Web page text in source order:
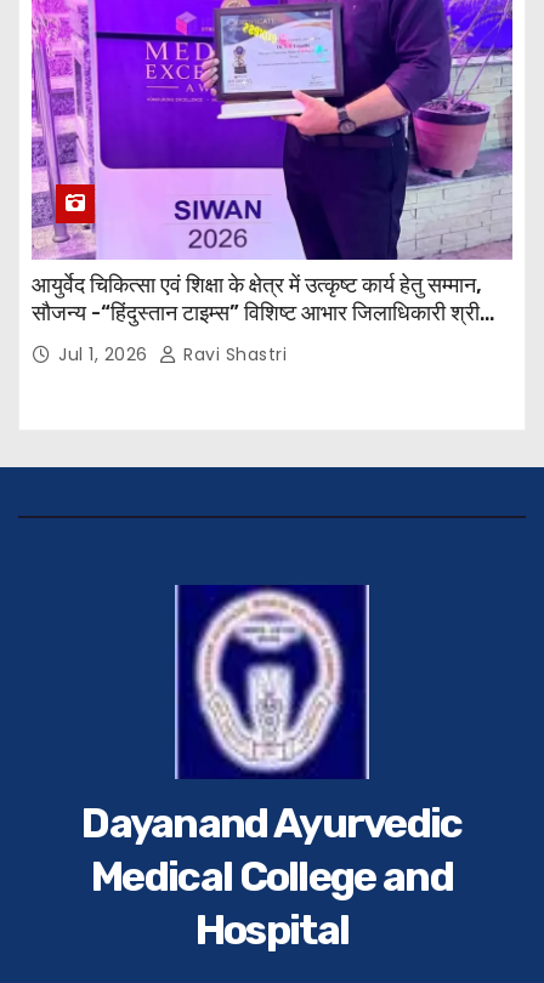
आयुर्वेद चिकित्सा एवं शिक्षा के क्षेत्र में उत्कृष्ट कार्य हेतु सम्मान,
सौजन्य -“हिंदुस्तान टाइम्स” विशिष्ट आभार जिलाधिकारी श्री
विवेक रंजन मैत्रेय (भा०प्र० से०), आरक्षी अधीक्षक श्री पूरन झा
(भा०पु०से०) सिविल सर्जन, सिवान एवं ब्यूरो चीफ श्री नीरज
Jul 1, 2026 Ravi Shastri
Dayanand Ayurvedic
Medical College and
Hospital